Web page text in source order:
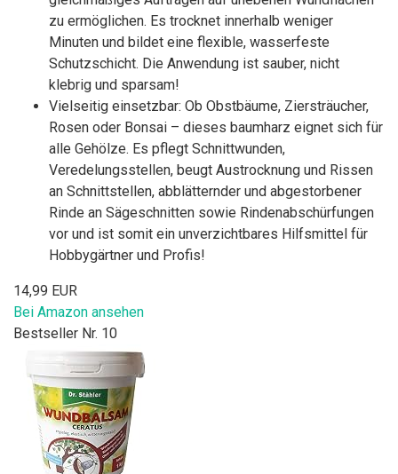
zu ermöglichen. Es trocknet innerhalb weniger
Minuten und bildet eine flexible, wasserfeste
Schutzschicht. Die Anwendung ist sauber, nicht
klebrig und sparsam!
Vielseitig einsetzbar: Ob Obstbäume, Ziersträucher,
Rosen oder Bonsai – dieses baumharz eignet sich für
alle Gehölze. Es pflegt Schnittwunden,
Veredelungsstellen, beugt Austrocknung und Rissen
an Schnittstellen, abblätternder und abgestorbener
Rinde an Sägeschnitten sowie Rindenabschürfungen
vor und ist somit ein unverzichtbares Hilfsmittel für
Hobbygärtner und Profis!
14,99 EUR
Bei Amazon ansehen
Bestseller Nr. 10